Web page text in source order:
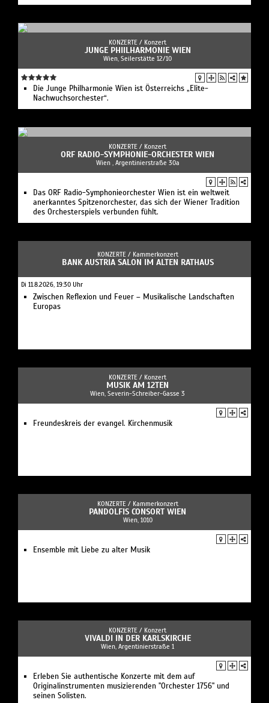
KONZERTE / Konzert
JUNGE PHIILHARMONIE WIEN
Wien, Seilerstätte 12/10
Die Junge Philharmonie Wien ist Österreichs „Elite-
Nachwuchsorchester“.
KONZERTE / Konzert
ORF RADIO-SYMPHONIE-ORCHESTER WIEN
Wien , Argentinierstraße 30a
Das ORF Radio-Symphonieorchester Wien ist ein weltweit
anerkanntes Spitzenorchester, das sich der Wiener Tradition
des Orchesterspiels verbunden fühlt.
KONZERTE / Kammerkonzert
BANK AUSTRIA SALON IM ALTEN RATHAUS
Di 11.8.2026, 19:30 Uhr
Zwischen Reflexion und Feuer – Musikalische Landschaften
Europas
KONZERTE / Konzert
MUSIK AM 12TEN
Wien, Severin-Schreiber-Gasse 3
Freundeskreis der evangel. Kirchenmusik
KONZERTE / Kammerkonzert
PANDOLFIS CONSORT WIEN
Wien, 1010
Ensemble mit Liebe zu alter Musik
KONZERTE / Konzert
VIVALDI IN DER KARLSKIRCHE
Wien, Argentinierstraße 1
Erleben Sie authentische Konzerte mit dem auf
Originalinstrumenten musizierenden "Orchester 1756" und
seinen Solisten.